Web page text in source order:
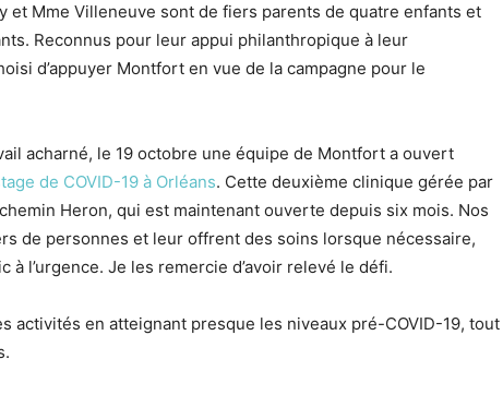
et Mme Villeneuve sont de fiers parents de quatre enfants et
Reconnus pour leur appui philanthropique à leur
d’appuyer Montfort en vue de la campagne pour le
acharné, le 19 octobre une équipe de Montfort a ouvert
de COVID-19 à Orléans. Cette deuxième clinique gérée par
Heron, qui est maintenant ouverte depuis six mois. Nos
de personnes et leur offrent des soins lorsque nécessaire,
l’urgence. Je les remercie d’avoir relevé le défi.
activités en atteignant presque les niveaux pré-COVID-19, tout